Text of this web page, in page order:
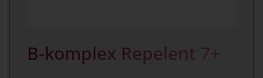
B-komplex Repelent 7+